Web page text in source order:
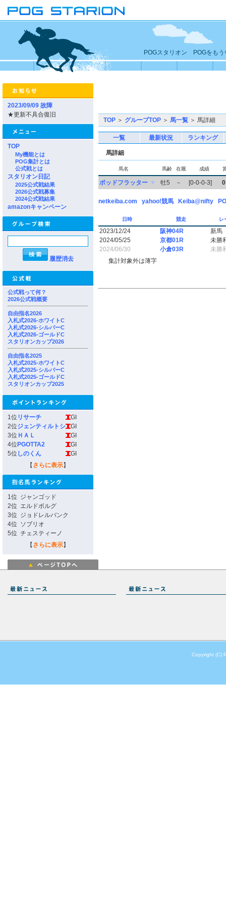
POGスタリオン POGをもう
2023/09/09 故障
★更新不具合復旧
TOP
My機能とは
POG集計とは
公式戦とは
スタリオン日記
2025公式戦結果
2026公式戦募集
2024公式戦結果
amazonキャンペーン
履歴消去
公式戦って何？
2026公式戦概要
自由指名2026
入札式2026-ホワイトC
入札式2026-シルバーC
入札式2026-ゴールドC
スタリオンカップ2026
自由指名2025
入札式2025-ホワイトC
入札式2025-シルバーC
入札式2025-ゴールドC
スタリオンカップ2025
1位 リサーチ
GI
2位ジェンティルトシ
GI
3位 ＨＡＬ
GI
4位 PGOTTA2
GI
5位 しのくん
GI
【 さらに表示】
1位 ジャンゴッド
2位 エルドボルグ
3位 ジョドレルバンク
4位 ソブリオ
5位 チェスティーノ
【 さらに表示】
TOP ＞ グループTOP ＞ 馬一覧 ＞ 馬詳細
一覧 最新状況 ランキング
馬詳細
馬名 馬齢 在厩 成績
ポッドフラッター ▼ 牡5 － [0-0-0-3] 0
netkeiba.com yahoo!競馬 Keiba@nifty
日時 競走 レ
2023/12/24 阪神04R
新馬
2024/05/25
京都01R
未勝
2024/06/30
小倉03R
未勝
集計対象外は薄字
Copyright (C)